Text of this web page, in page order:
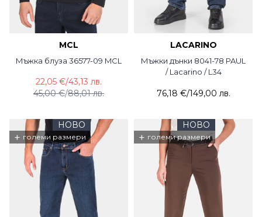
MCL
Мъжка блуза 36577-09 MCL
45,00 €/88,01 лв.
22,05 €/43,13 лв.
LACARINO
Мъжки дънки 8041-78 PAUL
/ Lacarino / L34
76,18 €/149,00 лв.
НОВО
+ големи размери
НОВО
+ големи размери